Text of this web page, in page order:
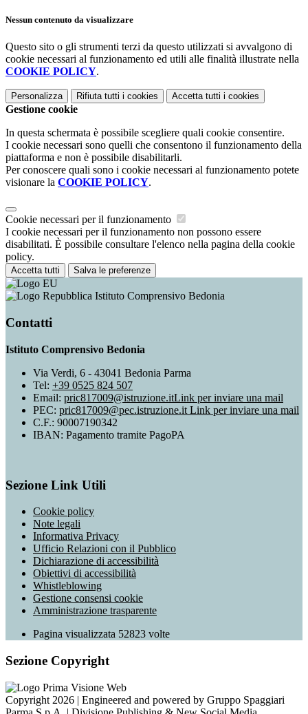
Nessun contenuto da visualizzare
Questo sito o gli strumenti terzi da questo utilizzati si avvalgono di
cookie necessari al funzionamento ed utili alle finalità illustrate nella
COOKIE POLICY.
Personalizza Rifiuta tutti i cookies Accetta tutti i cookies
Gestione cookie
In questa schermata è possibile scegliere quali cookie consentire.
I cookie necessari sono quelli che consentono il funzionamento della
piattaforma e non è possibile disabilitarli.
Per conoscere quali sono i cookie necessari al funzionamento potete
visionare la COOKIE POLICY.
Cookie necessari per il funzionamento
I cookie necessari per il funzionamento non possono essere
disabilitati. È possibile consultare l'elenco nella pagina della cookie
policy.
Accetta tutti Salva le preferenze
Istituto Comprensivo Bedonia
Contatti
Istituto Comprensivo Bedonia
Via Verdi, 6 - 43041 Bedonia Parma
Tel: +39 0525 824 507
Email: pric817009@istruzione.itLink per inviare una mail
PEC: pric817009@pec.istruzione.it Link per inviare una mail
C.F.: 90007190342
IBAN: Pagamento tramite PagoPA
Sezione Link Utili
Cookie policy
Note legali
Informativa Privacy
Ufficio Relazioni con il Pubblico
Dichiarazione di accessibilità
Obiettivi di accessibilità
Whistleblowing
Gestione consensi cookie
Amministrazione trasparente
Pagina visualizzata 52823 volte
Sezione Copyright
Copyright 2026 | Engineered and powered by Gruppo Spaggiari